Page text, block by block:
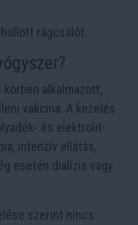
rágcsálót.
alkalmazott,
vakcina. A kezelés
és elektrolit-
intenzív ellátás,
esetén dialízis vagy
szerint nincs